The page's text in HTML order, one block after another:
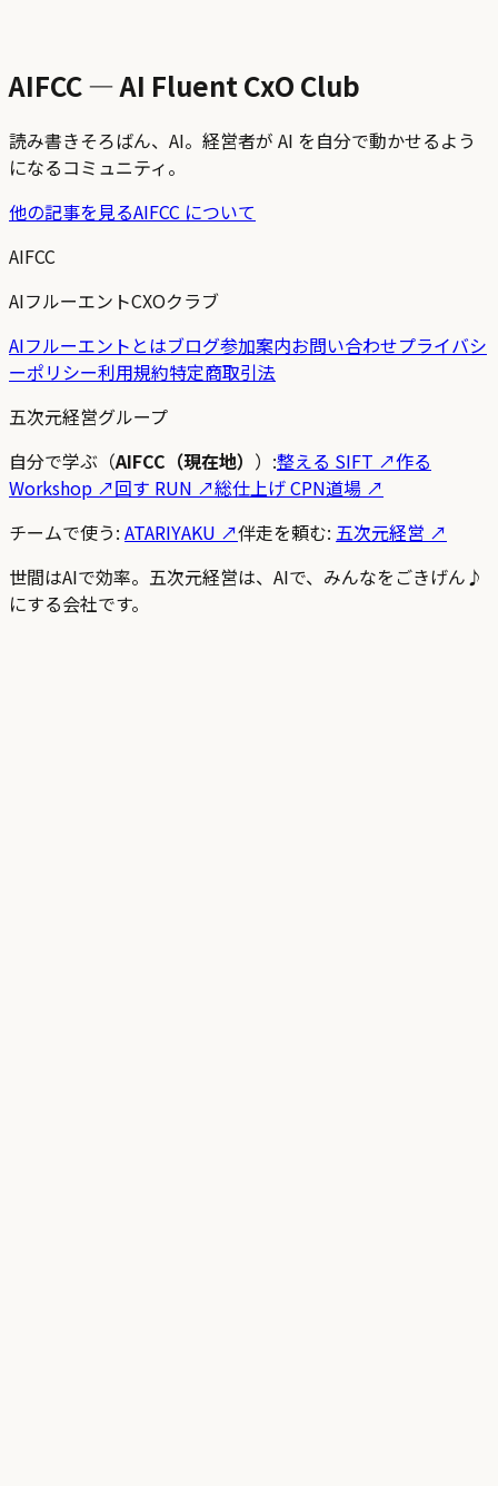
AIFCC — AI Fluent CxO Club
読み書きそろばん、AI。経営者が AI を自分で動かせるよう
になるコミュニティ。
他の記事を見るAIFCC について
AIFCC
AIフルーエントCXOクラブ
AIフルーエントとはブログ参加案内お問い合わせプライバシ
ーポリシー利用規約特定商取引法
五次元経営グループ
自分で学ぶ（AIFCC（現在地） ）:整える SIFT ↗作る
Workshop ↗回す RUN ↗総仕上げ CPN道場 ↗
チームで使う: ATARIYAKU ↗伴走を頼む: 五次元経営 ↗
世間はAIで効率。五次元経営は、AIで、みんなをごきげん♪
にする会社です。